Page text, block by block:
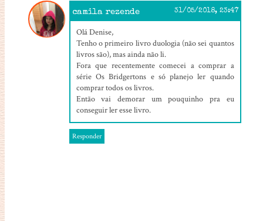
camila rezende 31/05/2018, 23:47
Olá Denise,
Tenho o primeiro livro duologia (não sei quantos
livros são), mas ainda não li.
Fora que recentemente comecei a comprar a
série Os Bridgertons e só planejo ler quando
comprar todos os livros.
Então vai demorar um pouquinho pra eu
conseguir ler esse livro.
Responder